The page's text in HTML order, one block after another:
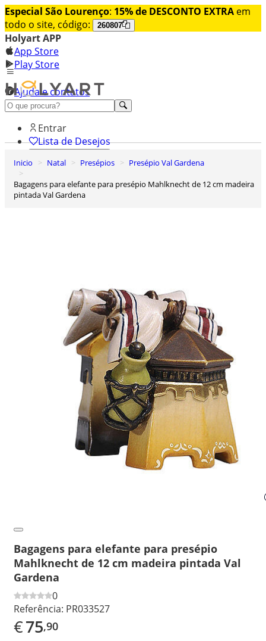
Especial São Lourenço: 15% de DESCONTO EXTRA em
todo o site, código:
260807
Holyart APP
App Store
Play Store
Ajuda e contatos
Conheça premium
Entrar
Lista de Desejos
Inicio Natal Presépios
Presépio Val Gardena
Bagagens para elefante para presépio Mahlknecht de 12 cm madeira
pintada Val Gardena
Bagagens para elefante para presépio
Mahlknecht de 12 cm madeira pintada Val
Gardena
0
Referência: PR033527
€75,90